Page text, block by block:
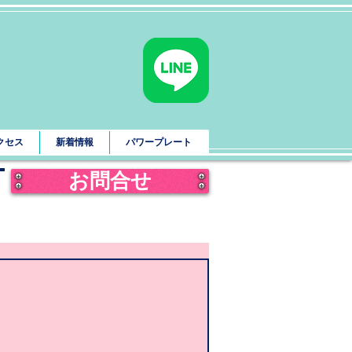
セス 新着情報 パワープレート
お問合せ